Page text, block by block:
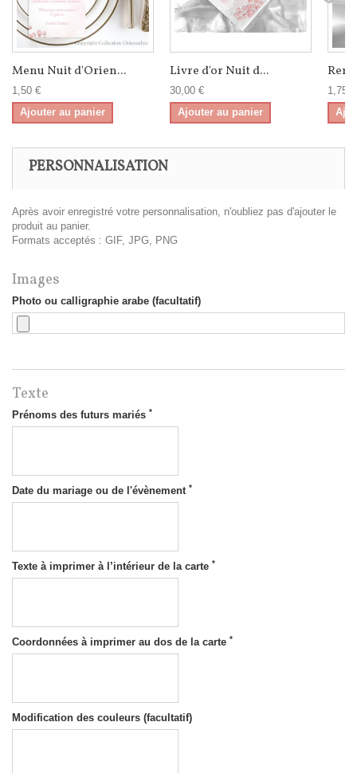
Menu Nuit d'Orien...
1,50 €
Ajouter au panier
Livre d'or Nuit d...
30,00 €
Ajouter au panier
1,75 €
PERSONNALISATION
Après avoir enregistré votre personnalisation, n'oubliez pas d'ajouter le
produit au panier.
Formats acceptés : GIF, JPG, PNG
Images
Photo ou calligraphie arabe (facultatif)
Texte
Prénoms des futurs mariés *
Date du mariage ou de l'évènement *
Texte à imprimer à l’intérieur de la carte *
Coordonnées à imprimer au dos de la carte *
Modification des couleurs (facultatif)